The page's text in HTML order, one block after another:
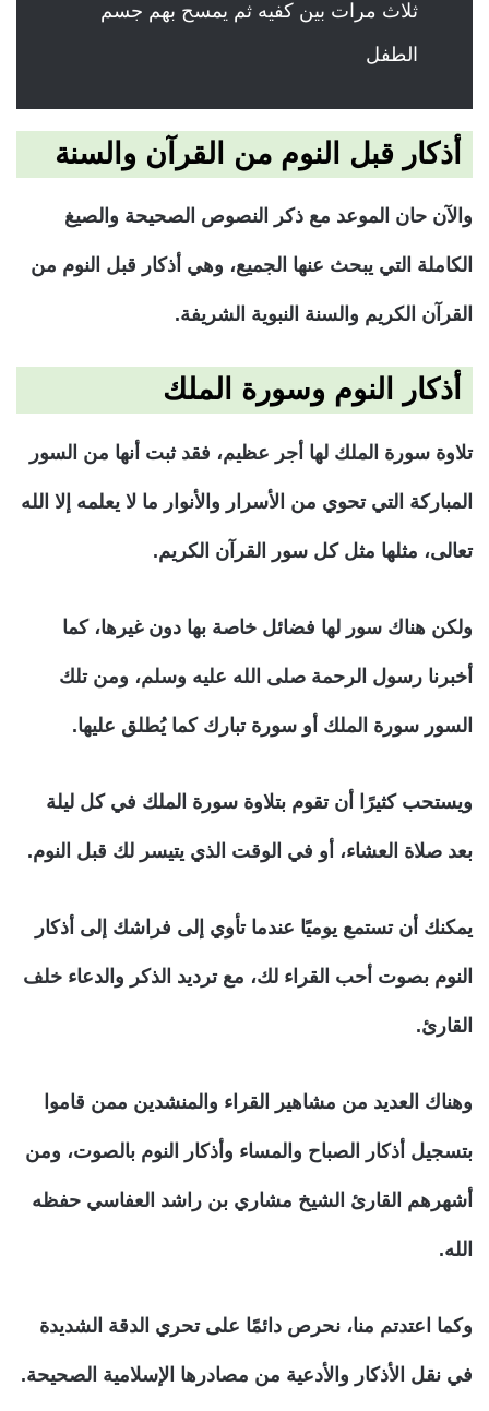
ثلاث مرات بين كفيه ثم يمسح بهم جسم
الطفل
أذكار قبل النوم من القرآن والسنة
والآن حان الموعد مع ذكر النصوص الصحيحة والصيغ
الكاملة التي يبحث عنها الجميع، وهي أذكار قبل النوم من
القرآن الكريم والسنة النبوية الشريفة.
أذكار النوم وسورة الملك
تلاوة سورة الملك لها أجر عظيم، فقد ثبت أنها من السور
المباركة التي تحوي من الأسرار والأنوار ما لا يعلمه إلا الله
تعالى، مثلها مثل كل سور القرآن الكريم.
ولكن هناك سور لها فضائل خاصة بها دون غيرها، كما
أخبرنا رسول الرحمة صلى الله عليه وسلم، ومن تلك
السور سورة الملك أو سورة تبارك كما يُطلق عليها.
ويستحب كثيرًا أن تقوم بتلاوة سورة الملك في كل ليلة
بعد صلاة العشاء، أو في الوقت الذي يتيسر لك قبل النوم.
يمكنك أن تستمع يوميًا عندما تأوي إلى فراشك إلى أذكار
النوم بصوت أحب القراء لك، مع ترديد الذكر والدعاء خلف
القارئ.
وهناك العديد من مشاهير القراء والمنشدين ممن قاموا
بتسجيل أذكار الصباح والمساء وأذكار النوم بالصوت، ومن
أشهرهم القارئ الشيخ مشاري بن راشد العفاسي حفظه
الله.
وكما اعتدتم منا، نحرص دائمًا على تحري الدقة الشديدة
في نقل الأذكار والأدعية من مصادرها الإسلامية الصحيحة.